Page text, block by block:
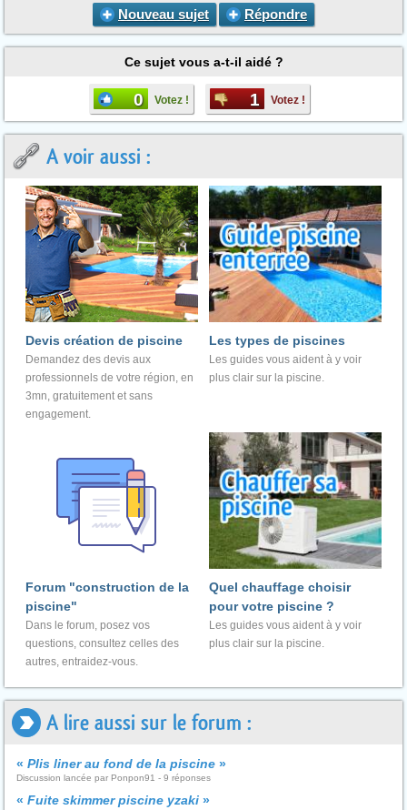
Nouveau sujet Répondre
Ce sujet vous a-t-il aidé ?
0 Votez ! 1 Votez !
A voir aussi :
Devis création de piscine
Demandez des devis aux
professionnels de votre région, en
3mn, gratuitement et sans
engagement.
Les types de piscines
Les guides vous aident à y voir
plus clair sur la piscine.
Forum "construction de la
piscine"
Dans le forum, posez vos
questions, consultez celles des
autres, entraidez-vous.
Quel chauffage choisir
pour votre piscine ?
Les guides vous aident à y voir
plus clair sur la piscine.
A lire aussi sur le forum :
« Plis liner au fond de la piscine »
Discussion lancée par Ponpon91 - 9 réponses
« Fuite skimmer piscine yzaki »